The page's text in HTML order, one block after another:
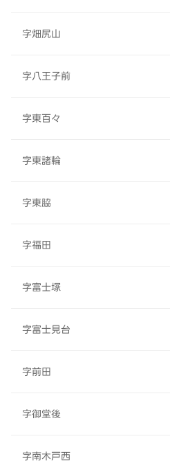
字畑尻山
字八王子前
字東百々
字東諸輪
字東脇
字福田
字富士塚
字富士見台
字前田
字御堂後
字南木戸西